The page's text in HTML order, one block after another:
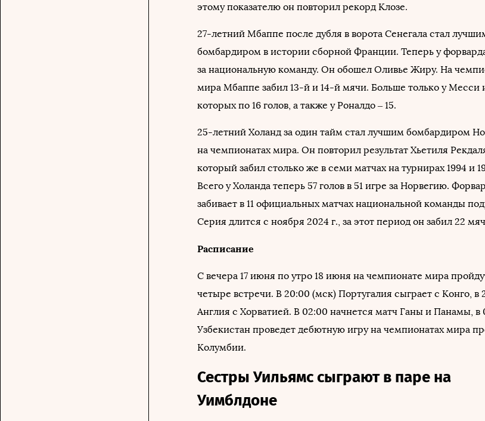
этому показателю он повторил рекорд Клозе.
27-летний Мбаппе после дубля в ворота Сенегала стал
бомбардиром в истории сборной Франции. Теперь у
за национальную команду. Он обошел Оливье Жиру. На
мира Мбаппе забил 13-й и 14-й мячи. Больше только у Месси
которых по 16 голов, а также у Роналдо – 15.
25-летний Холанд за один тайм стал лучшим бомбардиром
на чемпионатах мира. Он повторил результат Хьетиля
который забил столько же в семи матчах на турнирах 1994 и
Всего у Холанда теперь 57 голов в 51 игре за Норвегию.
забивает в 11 официальных матчах национальной команды
Серия длится с ноября 2024 г., за этот период он забил 22
Расписание
С вечера 17 июня по утро 18 июня на чемпионате мира
четыре встречи. В 20:00 (мск) Португалия сыграет с Конго, в
Англия с Хорватией. В 02:00 начнется матч Ганы и Панамы, в
Узбекистан проведет дебютную игру на чемпионатах мира
Колумбии.
Сестры Уильямс сыграют в паре на
Уимблдоне